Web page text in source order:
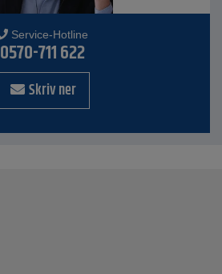
Service-Hotline
0570-711 622
Skriv ner